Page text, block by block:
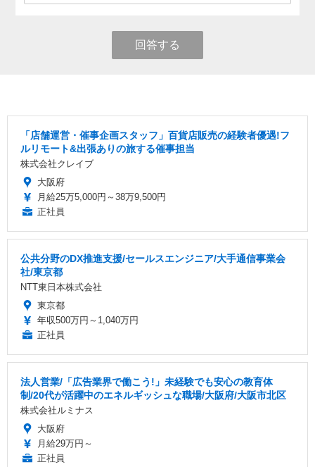
回答する
「店舗運営・催事企画スタッフ」百貨店販売の経験者優遇!フ
ルリモート&出張ありの旅する催事担当
株式会社クレイブ
大阪府
月給25万5,000円～38万9,500円
正社員
公共分野のDX推進支援/セールスエンジニア/大手通信事業会
社/東京都
NTT東日本株式会社
東京都
年収500万円～1,040万円
正社員
法人営業/「広告業界で働こう!」未経験でも安心の教育体
制/20代が活躍中のエネルギッシュな職場/大阪府/大阪市北区
株式会社ルミナス
大阪府
月給29万円～
正社員